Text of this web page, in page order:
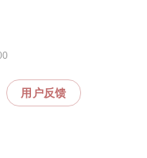
用户反馈